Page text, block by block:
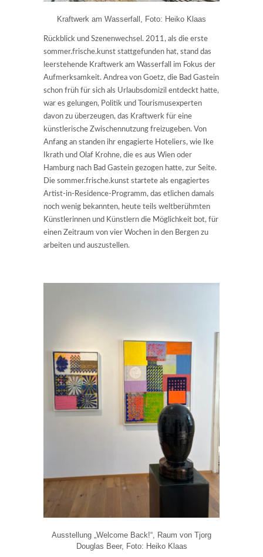
Kraftwerk am Wasserfall, Foto: Heiko Klaas
Rückblick und Szenenwechsel. 2011, als die erste
sommer.frische.kunst stattgefunden hat, stand das
leerstehende Kraftwerk am Wasserfall im Fokus der
Aufmerksamkeit. Andrea von Goetz, die Bad Gastein
schon früh für sich als Urlaubsdomizil entdeckt hatte,
war es gelungen, Politik und Tourismusexperten
davon zu überzeugen, das Kraftwerk für eine
künstlerische Zwischennutzung freizugeben. Von
Anfang an standen ihr engagierte Hoteliers, wie Ike
Ikrath und Olaf Krohne, die es aus Wien oder
Hamburg nach Bad Gastein gezogen hatte, zur Seite.
Die sommer.frische.kunst startete als engagiertes
Artist-in-Residence-Programm, das etlichen damals
noch wenig bekannten, heute teils weltberühmten
Künstlerinnen und Künstlern die Möglichkeit bot, für
einen Zeitraum von vier Wochen in den Bergen zu
arbeiten und auszustellen.
Ausstellung „Welcome Back!“, Raum von Tjorg
Douglas Beer, Foto: Heiko Klaas